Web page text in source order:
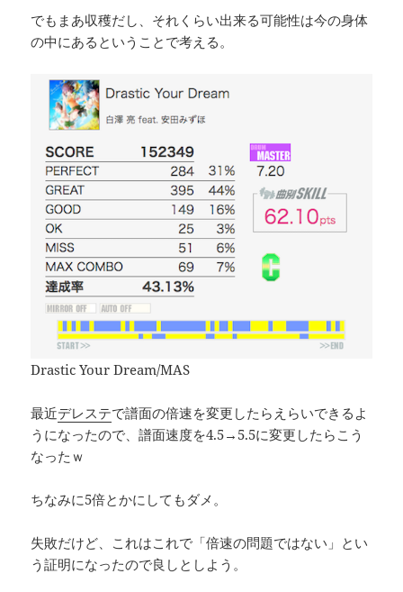
でもまあ収穫だし、それくらい出来る可能性は今の身体
の中にあるということで考える。
Drastic Your Dream/MAS
最近デレステで譜面の倍速を変更したらえらいできるよ
うになったので、譜面速度を4.5→5.5に変更したらこう
なったｗ
ちなみに5倍とかにしてもダメ。
失敗だけど、これはこれで「倍速の問題ではない」とい
う証明になったので良しとしよう。